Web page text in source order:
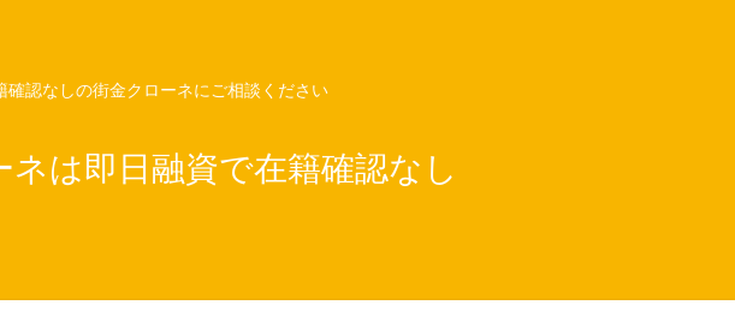
認なしの街金クローネにご相談ください
は即日融資で在籍確認なし